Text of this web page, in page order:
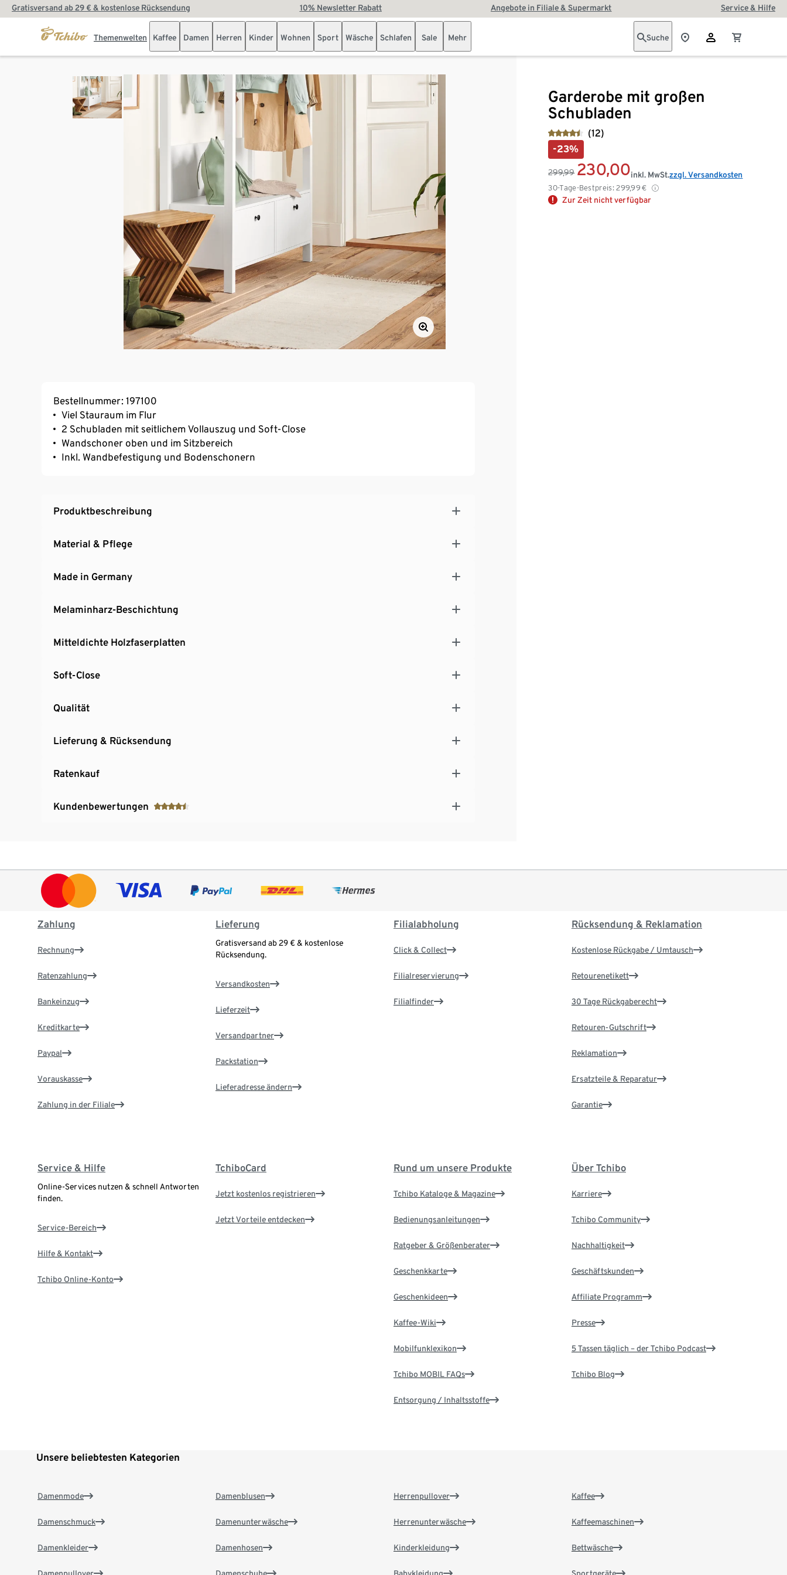
Gratisversand ab 29 € & kostenlose Rücksendung 10% Newsletter Rabatt Angebote in Filiale & Supermarkt Service & Hilfe
Themenwelten Kaffee Damen Herren Kinder Wohnen Sport Wäsche Schlafen Sale Mehr Suche
Garderobe mit großen
Schubladen
(12)
-23%
299,99 230,00
30-Tage-Bestpreis: 299,99€
inkl. MwSt.zzgl. Versandkosten
Zur Zeit nicht verfügbar
Bestellnummer: 197100
Viel Stauraum im Flur
2 Schubladen mit seitlichem Vollauszug und Soft-Close
Wandschoner oben und im Sitzbereich
Inkl. Wandbefestigung und Bodenschonern
Produktbeschreibung
Material & Pflege
Made in Germany
Melaminharz-Beschichtung
Mitteldichte Holzfaserplatten
Soft-Close
Qualität
Lieferung & Rücksendung
Ratenkauf
Kundenbewertungen
Zahlung
Rechnung
Ratenzahlung
Bankeinzug
Kreditkarte
Paypal
Vorauskasse
Zahlung in der Filiale
Lieferung
Gratisversand ab 29 € & kostenlose
Rücksendung.
Versandkosten
Lieferzeit
Versandpartner
Packstation
Lieferadresse ändern
Filialabholung
Click & Collect
Filialreservierung
Filialfinder
Rücksendung & Reklamation
Kostenlose Rückgabe / Umtausch
Retourenetikett
30 Tage Rückgaberecht
Retouren-Gutschrift
Reklamation
Ersatzteile & Reparatur
Garantie
Service & Hilfe
Online-Services nutzen & schnell Antworten
finden.
Service-Bereich
Hilfe & Kontakt
Tchibo Online-Konto
TchiboCard
Jetzt kostenlos registrieren
Jetzt Vorteile entdecken
Rund um unsere Produkte
Tchibo Kataloge & Magazine
Bedienungsanleitungen
Ratgeber & Größenberater
Geschenkkarte
Geschenkideen
Kaffee-Wiki
Mobilfunklexikon
Tchibo MOBIL FAQs
Entsorgung / Inhaltsstoffe
Über Tchibo
Karriere
Tchibo Community
Nachhaltigkeit
Geschäftskunden
Affiliate Programm
Presse
5 Tassen täglich – der Tchibo Podcast
Tchibo Blog
Unsere beliebtesten Kategorien
Damenmode
Damenschmuck
Damenkleider
Damenblusen
Damenunterwäsche
Damenhosen
Herrenpullover
Herrenunterwäsche
Kinderkleidung
Kaffee
Kaffeemaschinen
Bettwäsche